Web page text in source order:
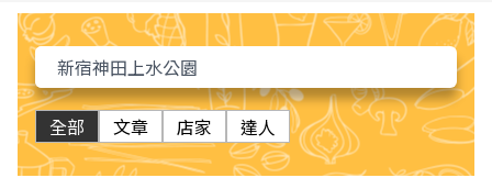
全部 文章 店家 達人